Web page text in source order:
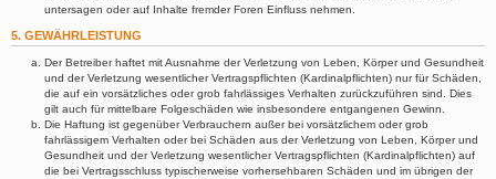
untersagen oder auf Inhalte fremder Foren Einfluss nehmen.
5. GEWÄHRLEISTUNG
Der Betreiber haftet mit Ausnahme der Verletzung von Leben, Körper und Gesundheit
und der Verletzung wesentlicher Vertragspflichten (Kardinalpflichten) nur für Schäden,
die auf ein vorsätzliches oder grob fahrlässiges Verhalten zurückzuführen sind. Dies
gilt auch für mittelbare Folgeschäden wie insbesondere entgangenen Gewinn.
Die Haftung ist gegenüber Verbrauchern außer bei vorsätzlichem oder grob
fahrlässigem Verhalten oder bei Schäden aus der Verletzung von Leben, Körper und
Gesundheit und der Verletzung wesentlicher Vertragspflichten (Kardinalpflichten) auf
die bei Vertragsschluss typischerweise vorhersehbaren Schäden und im übrigen der